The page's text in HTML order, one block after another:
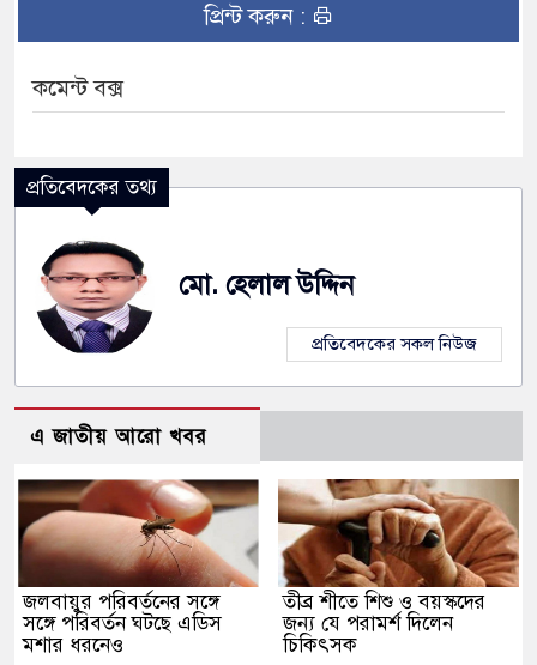
প্রিন্ট করুন :
কমেন্ট বক্স
প্রতিবেদকের তথ্য
মো. হেলাল উদ্দিন
প্রতিবেদকের সকল নিউজ
এ জাতীয় আরো খবর
জলবায়ুর পরিবর্তনের সঙ্গে
সঙ্গে পরিবর্তন ঘটছে এডিস
মশার ধরনেও
তীব্র শীতে শিশু ও বয়স্কদের
জন্য যে পরামর্শ দিলেন
চিকিৎসক